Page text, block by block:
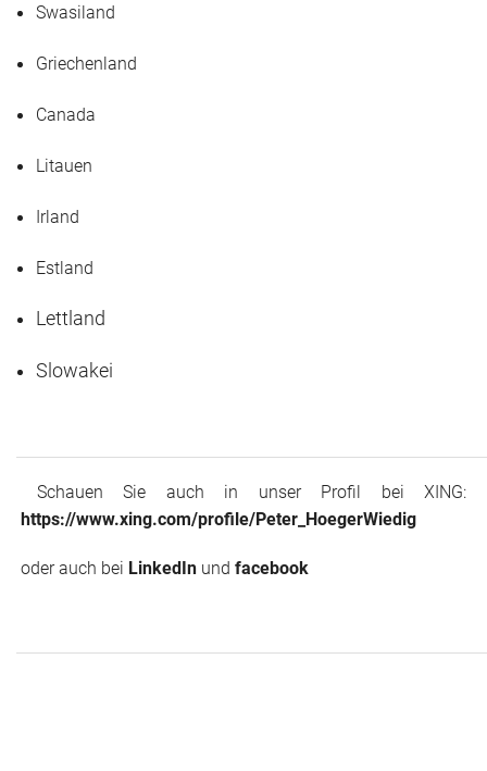
Swasiland
Griechenland
Canada
Litauen
Irland
Estland
Lettland
Slowakei
Schauen Sie auch in unser Profil bei
https://www.xing.com/profile/Peter_HoegerWiedig
oder auch bei LinkedIn und facebook